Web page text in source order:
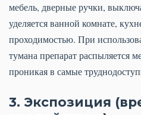
мебель, дверные ручки,
уделяется ванной комнате,
проходимостью. При
тумана препарат распыляется
проникая в самые
3. Экспозиция